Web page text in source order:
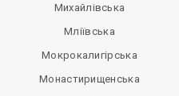
Михайлівська
Мліївська
Мокрокалигірська
Монастирищенська